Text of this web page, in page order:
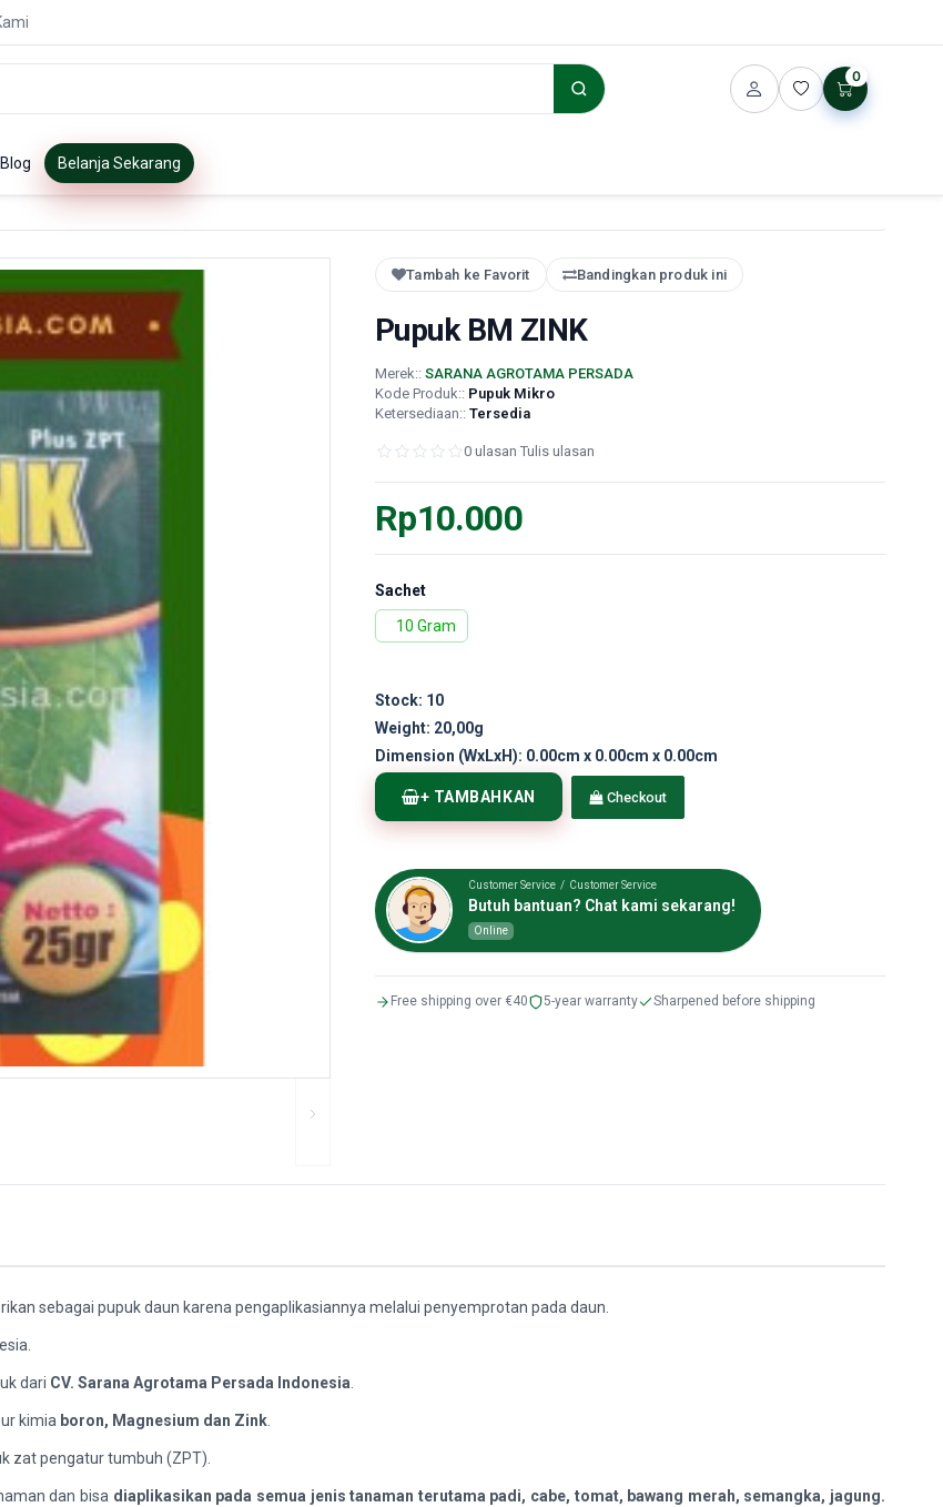
0
Blog Belanja Sekarang
Tambah ke Favorit Bandingkan produk ini
Pupuk BM ZINK
Merek:: SARANA AGROTAMA PERSADA
Kode Produk:: Pupuk Mikro
Ketersediaan:: Tersedia
0 ulasan Tulis ulasan
Rp10.000
Sachet
10 Gram
Stock: 10
Weight: 20,00g
Dimension (WxLxH): 0.00cm x 0.00cm x 0.00cm
+ TAMBAHKAN Checkout
Customer Service / Customer Service
Butuh bantuan? Chat kami sekarang!
Online
Free shipping over €40 5-year warranty Sharpened before shipping
sebagai pupuk daun karena pengaplikasiannya melalui penyemprotan pada daun.
dari CV. Sarana Agrotama Persada Indonesia
kimia boron, Magnesium dan Zink
zat pengatur tumbuh (ZPT).
dan bisa diaplikasikan pada semua jenis tanaman terutama padi, cabe, tomat, bawang merah, semangka, jagung.